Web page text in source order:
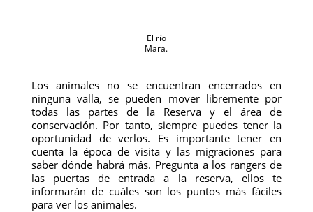
El río
Mara.
Los animales no se encuentran encerrados en
ninguna valla, se pueden mover libremente por
todas las partes de la Reserva y el área de
conservación. Por tanto, siempre puedes tener la
oportunidad de verlos. Es importante tener en
cuenta la época de visita y las migraciones para
saber dónde habrá más. Pregunta a los rangers de
las puertas de entrada a la reserva, ellos te
informarán de cuáles son los puntos más fáciles
para ver los animales.